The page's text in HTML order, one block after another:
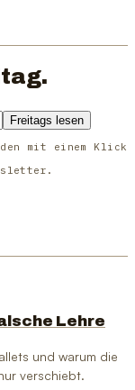
Freitags lesen
mit einem Klick
Lehre
und warum die
verschiebt.